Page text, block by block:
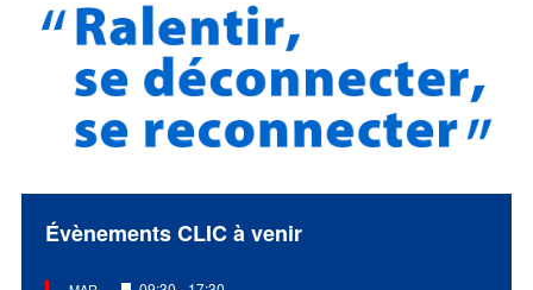
Évènements CLIC à venir